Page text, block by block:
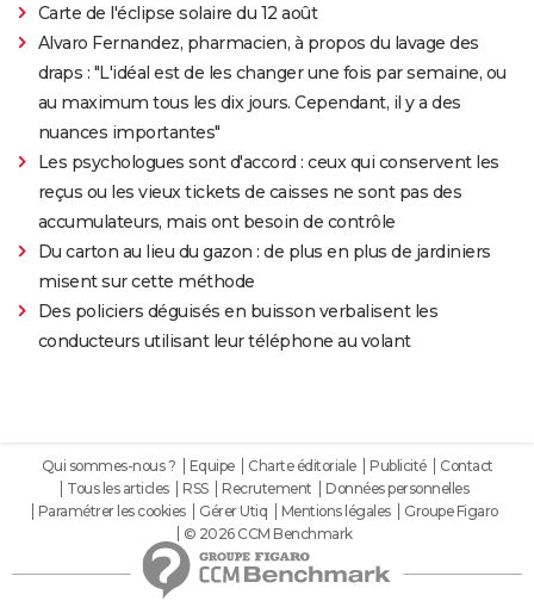
Carte de l'éclipse solaire du 12 août
Alvaro Fernandez, pharmacien, à propos du lavage des
draps : "L'idéal est de les changer une fois par semaine, ou
au maximum tous les dix jours. Cependant, il y a des
nuances importantes"
Les psychologues sont d'accord : ceux qui conservent les
reçus ou les vieux tickets de caisses ne sont pas des
accumulateurs, mais ont besoin de contrôle
Du carton au lieu du gazon : de plus en plus de jardiniers
misent sur cette méthode
Des policiers déguisés en buisson verbalisent les
conducteurs utilisant leur téléphone au volant
Qui sommes-nous ? Equipe Charte éditoriale Publicité
Contact
Tous les articles
RSS Recrutement
Données personnelles
Paramétrer les cookies
Gérer Utiq Mentions légales
Groupe Figaro
© 2026 CCM Benchmark